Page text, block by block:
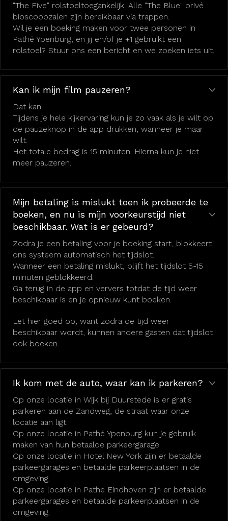
"The Five" rolstoeltoegankelijk. Alle "The Blue" privé
bioscoopzalen zijn bereikbaar via trappen.
Wil je een boeking maken voor twee personen in
Pathé Ypenburg, en jij en/of je +1 gebruikt een
rolstoel? Stuur ons een bericht en we zoeken iets uit.
Kan ik mijn film pauzeren?
Dat kan.
Tijdens je hele kijkervaring kun je zo vaak als je wilt op
de pauzeknop in de app drukken, wanneer je maar
wilt.
Het totale bedrag is 15 minuten. Hierna kun je niet
meer pauzeren.
Mijn betaling is mislukt toen ik probeerde te
boeken, en nu is mijn voorkeurstijd niet
beschikbaar. Wat is er gebeurd?
Zodra je een betaling voor je boeking start, blokkeert
ons systeem automatisch het tijdslot.
Wanneer een betaling mislukt, blijft het tijdslot 5-15
minuten geblokkeerd.
Ga terug in de app en ververs totdat de tijd weer
beschikbaar is en je opnieuw kunt boeken.
Let hier goed op, want zodra de tijd weer
beschikbaar wordt, kunnen andere gasten dat tijdslot
ook boeken.
Ik kom met de auto, waar kan ik parkeren?
Op onze locatie in Wijk bij Duurstede is er gratis
parkeren aan de Zandweg, de straat waar onze
locatie aan ligt.
Op onze locatie in Pathé Ypenburg kun je gebruik
maken van hun betaalde parkeergarage.
Op onze locatie in Hotel New York zijn er betaalde
parkeergarages en betaalde parkeerplaatsen in de
omgeving.
Op onze locatie in Pathe Eindhoven zijn er betaalde
parkeergarages en betaalde parkeerplaatsen in de
omgeving.